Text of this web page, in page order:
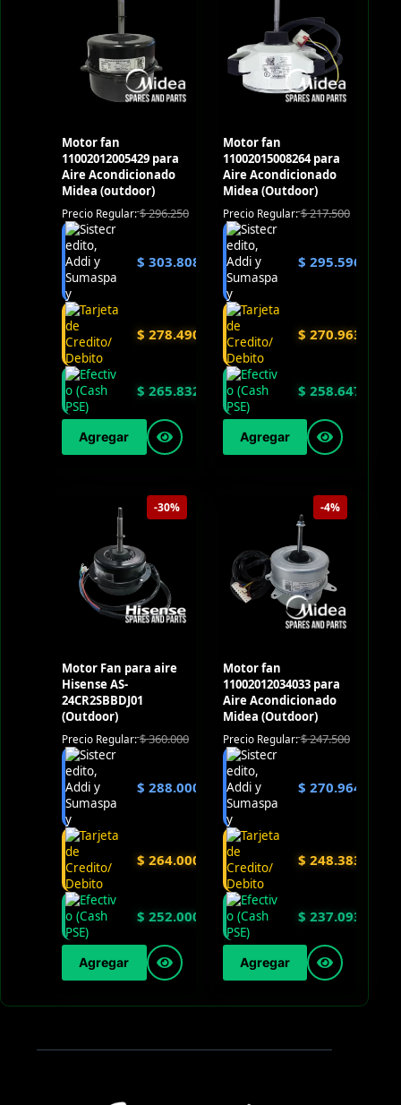
Motor fan
11002012005429 para
Aire Acondicionado
Midea (outdoor)
Precio Regular:$296.250
$ 303.808
$ 278.490
$ 265.832
Agregar
Motor fan
11002015008264 para
Aire Acondicionado
Midea (Outdoor)
Precio Regular:$217.500
$ 295.596
$ 270.963
$ 258.647
Agregar
-30%
Motor Fan para aire
Hisense AS-
24CR2SBBDJ01
(Outdoor)
Precio Regular:$360.000
$ 288.000
$ 264.000
$ 252.000
Agregar
-4%
Motor fan
11002012034033 para
Aire Acondicionado
Midea (Outdoor)
Precio Regular:$247.500
$ 270.964
$ 248.383
$ 237.093
Agregar